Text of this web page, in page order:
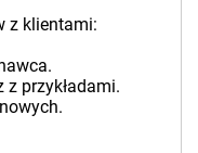
z klientami:
z przykładami.